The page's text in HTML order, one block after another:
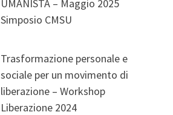
UMANISTA – Maggio 2025
Simposio CMSU
Trasformazione personale e
sociale per un movimento di
liberazione – Workshop
Liberazione 2024